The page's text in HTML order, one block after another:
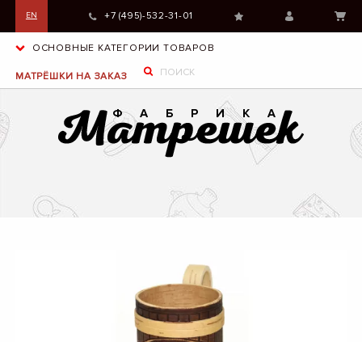
EN +7 (495)-532-31-01
ОСНОВНЫЕ КАТЕГОРИИ ТОВАРОВ
МАТРЁШКИ НА ЗАКАЗ